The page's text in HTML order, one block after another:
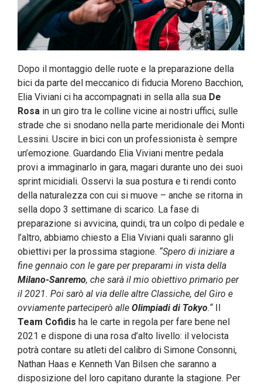
Dopo il montaggio delle ruote e la preparazione della
bici da parte del meccanico di fiducia Moreno Bacchion,
Elia Viviani ci ha accompagnati in sella alla sua De
Rosa in un giro tra le colline vicine ai nostri uffici, sulle
strade che si snodano nella parte meridionale dei Monti
Lessini. Uscire in bici con un professionista è sempre
un’emozione. Guardando Elia Viviani mentre pedala
provi a immaginarlo in gara, magari durante uno dei suoi
sprint micidiali. Osservi la sua postura e ti rendi conto
della naturalezza con cui si muove – anche se ritorna in
sella dopo 3 settimane di scarico. La fase di
preparazione si avvicina, quindi, tra un colpo di pedale e
l’altro, abbiamo chiesto a Elia Viviani quali saranno gli
obiettivi per la prossima stagione. “Spero di iniziare a
fine gennaio con le gare per preparami in vista della
Milano-Sanremo, che sarà il mio obiettivo primario per
il 2021. Poi sarò al via delle altre Classiche, del Giro e
ovviamente parteciperò alle Olimpiadi di Tokyo.“
Team Cofidis ha le carte in regola per fare bene nel
2021 e dispone di una rosa d’alto livello: il velocista
potrà contare su atleti del calibro di Simone Consonni,
Nathan Haas e Kenneth Van Bilsen che saranno a
disposizione del loro capitano durante la stagione. Per